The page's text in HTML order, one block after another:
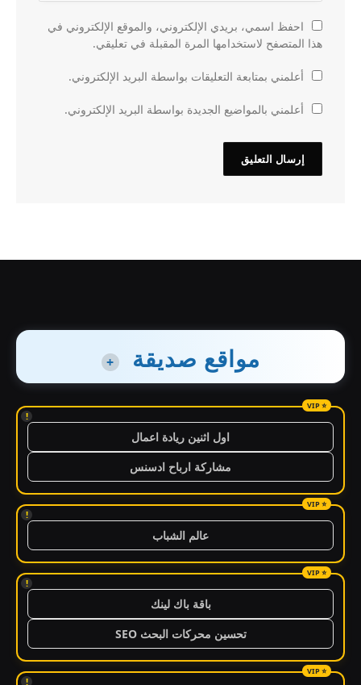
احفظ اسمي، بريدي الإلكتروني، والموقع الإلكتروني في
هذا المتصفح لاستخدامها المرة المقبلة في تعليقي.
أعلمني بمتابعة التعليقات بواسطة البريد الإلكتروني.
أعلمني بالمواضيع الجديدة بواسطة البريد الإلكتروني.
مواقع صديقة +
!
اول اثنين ريادة اعمال
مشاركة ارباح ادسنس
!
عالم الشباب
!
باقة باك لينك
تحسين محركات البحث SEO
!